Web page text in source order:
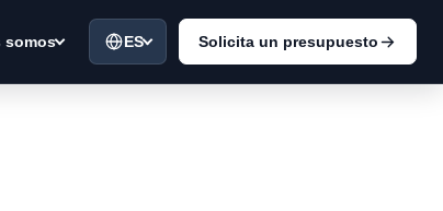
somos ES Solicita un presupuesto